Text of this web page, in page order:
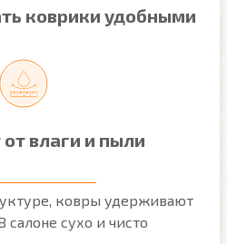
коврики удобными
влаги и пыли
ковры удерживают
салоне сухо и чисто